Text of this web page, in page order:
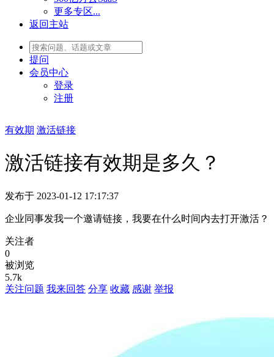
更多专区...
返回主站
提问
会员中心
登录
注册
有效期 激活链接
激活链接有效期是多久？
发布于 2023-01-12 17:17:37
企业同事发我一个邀请链接，我要在什么时间内去打开激活？
关注者
0
被浏览
5.7k
关注问题 我来回答 分享 收藏 感谢 举报